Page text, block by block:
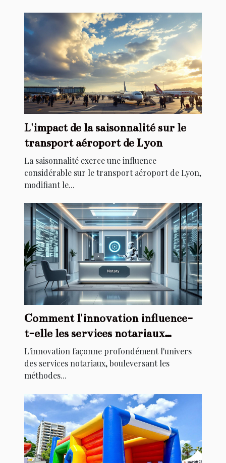
L'impact de la saisonnalité sur le
transport aéroport de Lyon
La saisonnalité exerce une influence
considérable sur le transport aéroport de Lyon,
modifiant le...
Comment l'innovation influence-
t-elle les services notariaux
traditionnels ?
L'innovation façonne profondément l'univers
des services notariaux, bouleversant les
méthodes...